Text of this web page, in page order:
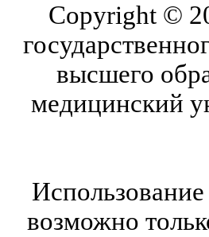
Copyright ©
высшего
медицинский
возможно